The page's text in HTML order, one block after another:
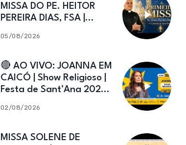
MISSA DO PE. HEITOR
PEREIRA DIAS, FSA |
Caicó-RN
05/08/2026
🔴 AO VIVO: JOANNA EM
CAICÓ | Show Religioso |
Festa de Sant’Ana 2026 |
02/08/2026
MISSA SOLENE DE